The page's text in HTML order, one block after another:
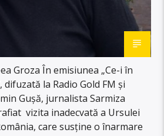
Groza În emisiunea „Ce-i în
difuzată la Radio Gold FM și
Gușă, jurnalista Sarmiza
vizita inadecvată a Ursulei
care susține o înarmare